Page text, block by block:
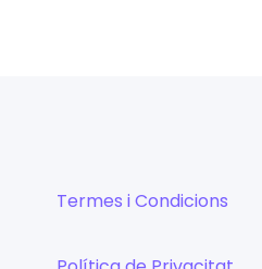
Termes i Condicions